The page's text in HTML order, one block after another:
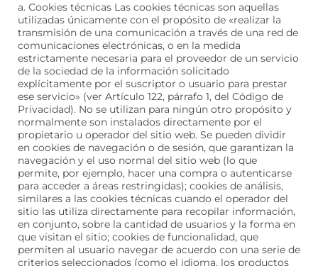
a. Cookies técnicas Las cookies técnicas son aquellas
utilizadas únicamente con el propósito de «realizar la
transmisión de una comunicación a través de una red de
comunicaciones electrónicas, o en la medida
estrictamente necesaria para el proveedor de un servicio
de la sociedad de la información solicitado
explícitamente por el suscriptor o usuario para prestar
ese servicio» (ver Artículo 122, párrafo 1, del Código de
Privacidad). No se utilizan para ningún otro propósito y
normalmente son instalados directamente por el
propietario u operador del sitio web. Se pueden dividir
en cookies de navegación o de sesión, que garantizan la
navegación y el uso normal del sitio web (lo que
permite, por ejemplo, hacer una compra o autenticarse
para acceder a áreas restringidas); cookies de análisis,
similares a las cookies técnicas cuando el operador del
sitio las utiliza directamente para recopilar información,
en conjunto, sobre la cantidad de usuarios y la forma en
que visitan el sitio; cookies de funcionalidad, que
permiten al usuario navegar de acuerdo con una serie de
criterios seleccionados (como el idioma, los productos